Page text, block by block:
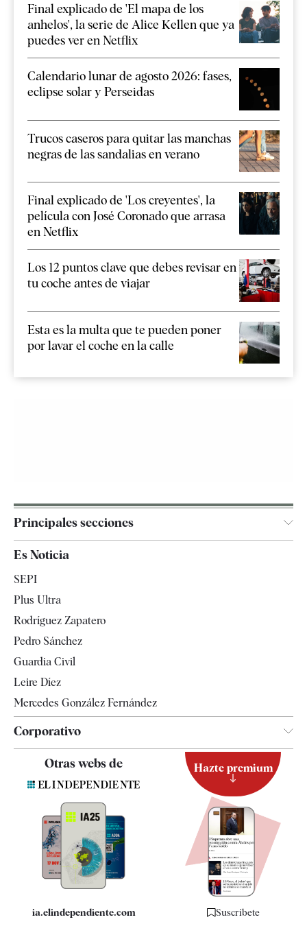
Final explicado de 'El mapa de los
anhelos', la serie de Alice Kellen que ya
puedes ver en Netflix
Calendario lunar de agosto 2026: fases,
eclipse solar y Perseidas
Trucos caseros para quitar las manchas
negras de las sandalias en verano
Final explicado de 'Los creyentes', la
película con José Coronado que arrasa
en Netflix
Los 12 puntos clave que debes revisar en
tu coche antes de viajar
Esta es la multa que te pueden poner
por lavar el coche en la calle
Principales secciones
España
Televisión
Es Noticia
SEPI
Plus Ultra
Rodríguez Zapatero
Pedro Sánchez
Guardia Civil
Leire Díez
Mercedes González Fernández
Corporativo
Contacto
Quiénes somos
Especificaciones
Otras webs de
ia.elindependiente.com
Hazte premium
Suscríbete